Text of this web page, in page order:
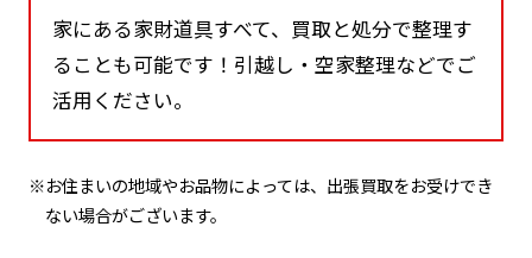
家にある家財道具すべて、買取と処分で整理す
ることも可能です！引越し・空家整理などでご
活用ください。
※お住まいの地域やお品物によっては、出張買取をお受けでき
ない場合がございます。